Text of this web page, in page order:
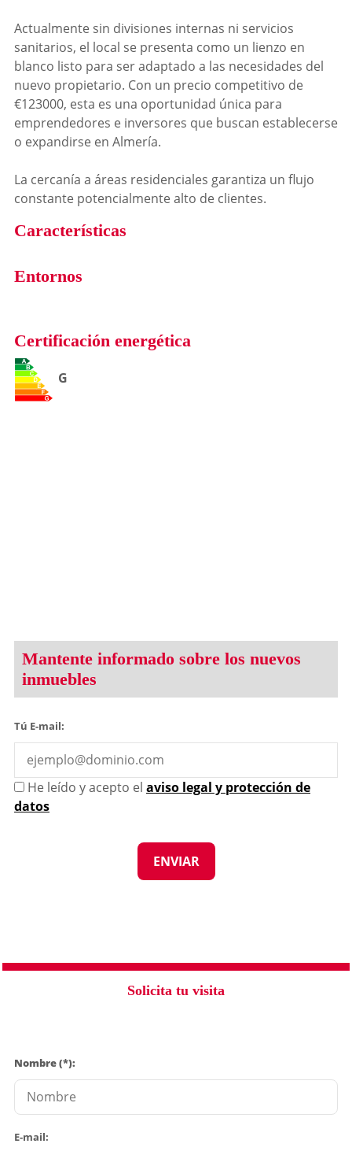
Solicita tu visita
Nombre (*):
E-mail:
Actualmente sin divisiones internas ni servicios
sanitarios, el local se presenta como un lienzo en
blanco listo para ser adaptado a las necesidades del
nuevo propietario. Con un precio competitivo de
€123000, esta es una oportunidad única para
emprendedores e inversores que buscan establecerse
o expandirse en Almería.
La cercanía a áreas residenciales garantiza un flujo
constante potencialmente alto de clientes.
Características
Entornos
Certificación energética
G
Mantente informado sobre los nuevos
inmuebles
Tú E-mail:
He leído y acepto el aviso legal y protección de
datos